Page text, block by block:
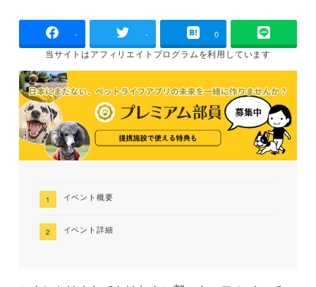
- - 0
当サイトはアフィリエイトプログラムを利用しています
イベント概要
イベント詳細